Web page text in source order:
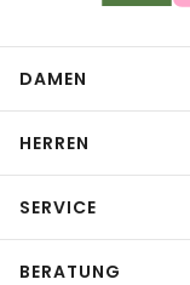
DAMEN
HERREN
SERVICE
BERATUNG